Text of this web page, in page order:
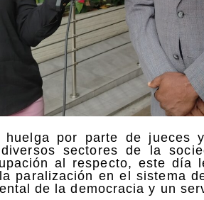
por parte de jueces
sectores de la
al respecto, este día
paralización en el sistema
de la democracia y un